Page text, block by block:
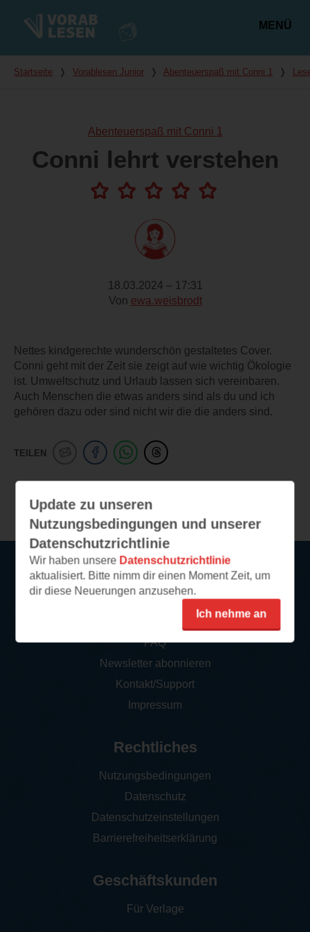
MENÜ
Du bist hier
Startseite ❭ Vorablesen Junior ❭ Abenteuerspaß mit Conni 1 ❭
Abenteuerspaß mit Conni 1
Conni lehrt verstehen
18.03.2024 – 17:31
Von ewa.weisbrodt
Nettes kindgerechte wunderschön gestaltetes Cover.
Conni geht mit der Zeit sie zeigt auf wie wichtig Ökologie
ist. Umweltschutz und Urlaub lassen sich vereinbaren.
Auch Menschen die etwas anders sind als du und ich
gehören dazu oder sind nicht wir die die anders sind.
TEILEN
Update zu unseren
Nutzungsbedingungen und unserer
Datenschutzrichtlinie
Wir haben unsere Datenschutzrichtlinie
aktualisiert. Bitte nimm dir einen Moment Zeit, um
dir diese Neuerungen anzusehen.
Ich nehme an
Service
FAQ
Newsletter abonnieren
Kontakt/Support
Impressum
Rechtliches
Nutzungsbedingungen
Datenschutz
Datenschutzeinstellungen
Barrierefreiheitserklärung
Geschäftskunden
Für Verlage